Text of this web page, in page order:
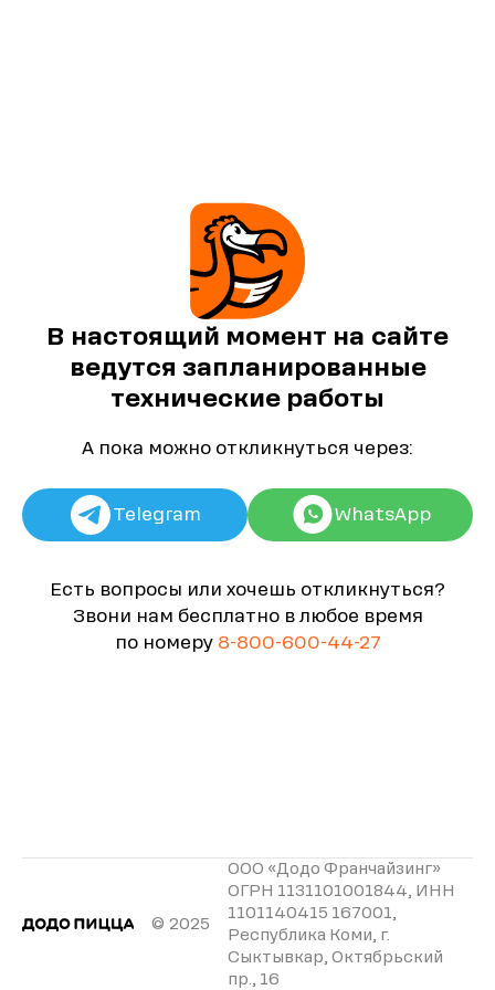
В настоящий момент на сайте
ведутся запланированные
технические работы
А пока можно откликнуться через:
Telegram WhatsApp
Есть вопросы или хочешь откликнуться?
Звони нам бесплатно в любое время
по номеру 8-800-600-44-27
© 2025
ООО «Додо Франчайзинг»
ОГРН 1131101001844, ИНН
1101140415 167001,
Республика Коми, г.
Сыктывкар, Октябрьский
пр., 16